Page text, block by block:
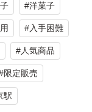
封品です。
1ヶ月半
種のチーズを絶
#洋菓子
#入手困難
#人気商品
限定販売
駅